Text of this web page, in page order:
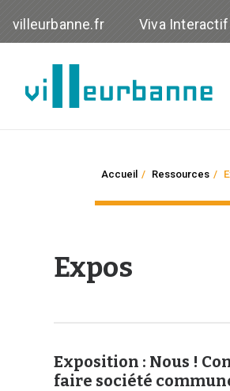
villeurbanne.fr Viva Interactif
RESSOURCES
Accueil Ressources
Expos
Exposition : Nous !
faire société